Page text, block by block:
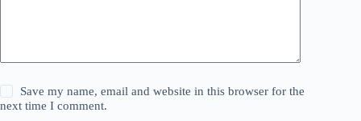
Save my name, email and website in this browser for the
next time I comment.